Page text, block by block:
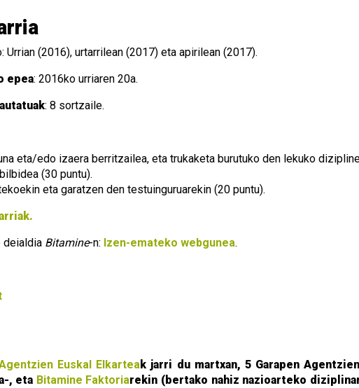
Urrian (2016), urtarrilean (2017) eta apirilean (2017).
epea: 2016ko urriaren 20a.
: 8 sortzaile.
eta/edo izaera berritzailea, eta trukaketa burutuko den lekuko
(30 puntu).
eta garatzen den testuinguruarekin (20 puntu).
deialdia Bitamine-n: Izen-emateko webgunea.
Euskal Elkarteak jarri du martxan, 5 Garapen
, eta Bitamine Faktoriarekin (bertako nahiz nazioarteko